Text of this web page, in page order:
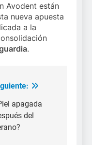
Avodent están
nueva apuesta
a la
.
apagada
del